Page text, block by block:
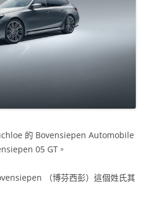
的 Bovensiepen Automobile
05 GT。
（博芬西彭）這個姓氏其